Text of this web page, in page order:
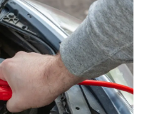
którego żaden